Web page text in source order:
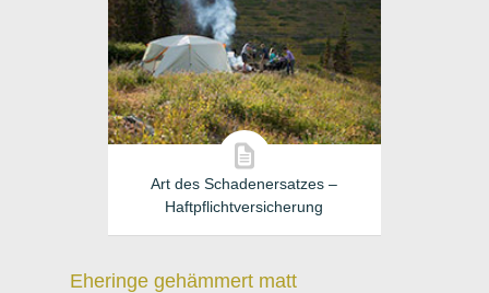
Art des Schadenersatzes –
Haftpflichtversicherung
Eheringe gehämmert matt